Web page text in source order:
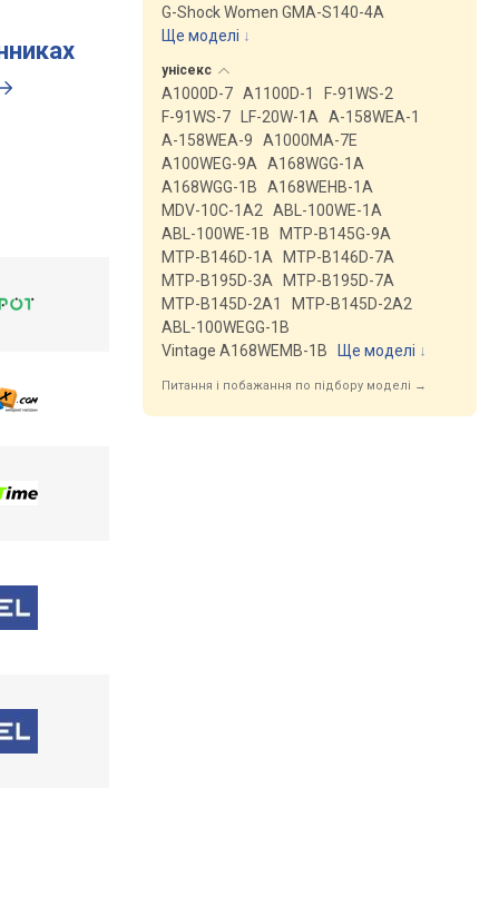
G-Shock Women GMA-S140-4A
Ще моделі ↓
унісекс
A1000D-7 A1100D-1
F-91WS-2
F-91WS-7
LF-20W-1A
A-158WEA-1
A-158WEA-9
A1000MA-7E
A100WEG-9A
A168WGG-1A
A168WGG-1B
A168WEHB-1A
MDV-10C-1A2
ABL-100WE-1A
ABL-100WE-1B
MTP-B145G-9A
MTP-B146D-1A
MTP-B146D-7A
MTP-B195D-3A
MTP-B195D-7A
MTP-B145D-2A1
MTP-B145D-2A2
ABL-100WEGG-1B
Vintage A168WEMB-1B
Ще моделі ↓
Питання і побажання по підбору моделі →